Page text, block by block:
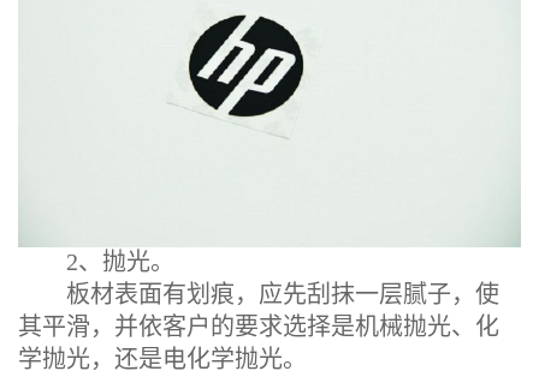
2、抛光。
板材表面有划痕，应先刮抹一层腻子，使
其平滑，并依客户的要求选择是机械抛光、化
学抛光，还是电化学抛光。